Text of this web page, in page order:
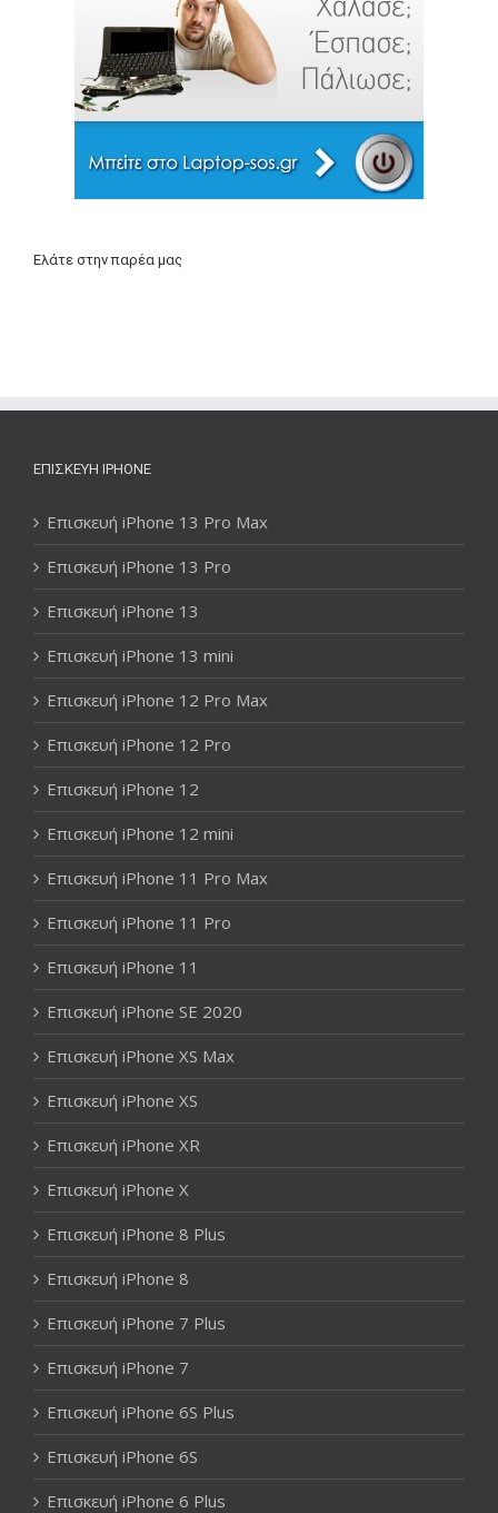
Ελάτε στην παρέα μας
ΕΠΙΣΚΕΥΉ IPHONE
Επισκευή iPhone 13 Pro Max
Επισκευή iPhone 13 Pro
Επισκευή iPhone 13
Επισκευή iPhone 13 mini
Επισκευή iPhone 12 Pro Max
Επισκευή iPhone 12 Pro
Επισκευή iPhone 12
Επισκευή iPhone 12 mini
Επισκευή iPhone 11 Pro Max
Επισκευή iPhone 11 Pro
Επισκευή iPhone 11
Επισκευή iPhone SE 2020
Επισκευή iPhone XS Max
Επισκευή iPhone XS
Επισκευή iPhone XR
Επισκευή iPhone X
Επισκευή iPhone 8 Plus
Επισκευή iPhone 8
Επισκευή iPhone 7 Plus
Επισκευή iPhone 7
Επισκευή iPhone 6S Plus
Επισκευή iPhone 6S
Επισκευή iPhone 6 Plus